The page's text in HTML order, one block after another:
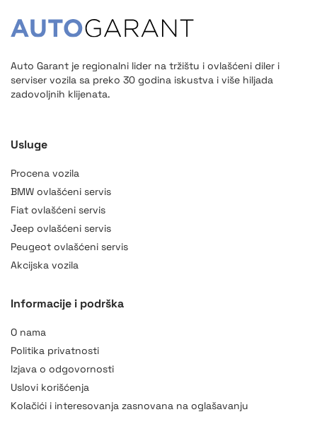
Auto Garant je regionalni lider na tržištu i ovlašćeni diler i
serviser vozila sa preko 30 godina iskustva i više hiljada
zadovoljnih klijenata.
Usluge
Procena vozila
BMW ovlašćeni servis
Fiat ovlašćeni servis
Jeep ovlašćeni servis
Peugeot ovlašćeni servis
Akcijska vozila
Informacije i podrška
O nama
Politika privatnosti
Izjava o odgovornosti
Uslovi korišćenja
Kolačići i interesovanja zasnovana na oglašavanju